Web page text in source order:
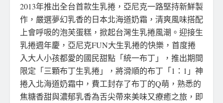
2013年推出全台首款生乳捲，亞尼克一路堅持新鮮製
作，嚴選夢幻乳香的日本北海道奶霜，清爽風味搭配
上會呼吸的泡芙蛋糕，掀起台灣生乳捲風潮。迎接生
乳捲週年慶，亞尼克FUN大生乳捲的快樂，首度捲
入大人小孩都愛的國民甜點「統一布丁」，推出期間
限定「三顆布丁生乳捲」，將滑順的布丁「1：1」神
捲入北海道奶霜中，費工封存了布丁的Q萌，熟悉的
焦糖香甜與濃郁乳香為舌尖帶來美味又療癒之旅，即